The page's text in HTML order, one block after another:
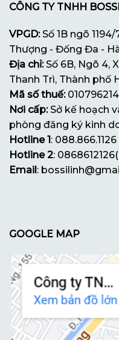
CÔNG TY TNHH
VPGD:Số 1B ngõ
Thượng - Đống Đa -
Địa chỉ:Số 6B, Ngõ 4,
Thanh Trì, Thành phố
Mã số thuế:
Nơi cấp:Sở kế hoạch
phòng đăng ký kinh
Hotline 1 :
Hotline 2:
Email :
GOOGLE MAP